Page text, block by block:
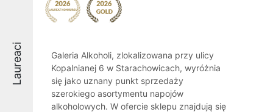
Laureaci
Galeria Alkoholi, zlokalizowana przy ulicy
Kopalnianej 6 w Starachowicach, wyróżnia
się jako uznany punkt sprzedaży
szerokiego asortymentu napojów
alkoholowych. W ofercie sklepu znajdują się